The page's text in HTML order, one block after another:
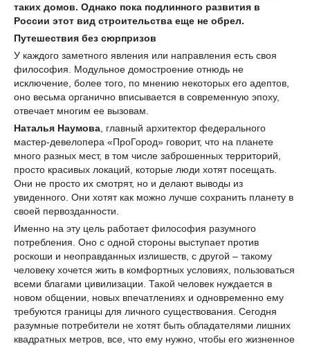
таких домов. Однако пока подлинного развития в
России этот вид строительства еще не обрел.
Путешествия без сюрпризов
У каждого заметного явления или направления есть своя
философия. Модульное домостроение отнюдь не
исключение, более того, по мнению некоторых его адептов,
оно весьма органично вписывается в современную эпоху,
отвечает многим ее вызовам.
Наталья Наумова , главный архитектор федерального
мастер-девелопера «ПроГород» говорит, что на планете
много разных мест, в том числе заброшенных территорий,
просто красивых локаций, которые люди хотят посещать.
Они не просто их смотрят, но и делают выводы из
увиденного. Они хотят как можно лучше сохранить планету в
своей первозданности.
Именно на эту цель работает философия разумного
потребления. Оно с одной стороны выступает против
роскоши и неоправданных излишеств, с другой – такому
человеку хочется жить в комфортных условиях, пользоваться
всеми благами цивилизации. Такой человек нуждается в
новом общении, новых впечатлениях и одновременно ему
требуются границы для личного существования. Сегодня
разумные потребители не хотят быть обладателями лишних
квадратных метров, все, что ему нужно, чтобы его жизненное